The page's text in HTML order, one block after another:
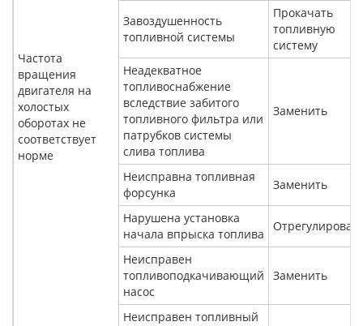
Частота
вращения
двигателя на
холостых
оборотах не
соответствует
норме
Завоздушенность
топливной системы
Прокачать
топливную
систему
Неадекватное
топливоснабжение
вследствие забитого
топливного фильтра или
патрубков системы
слива топлива
Заменить
Неисправна топливная
форсунка
Заменить
Нарушена установка
начала впрыска топлива
Неисправен
топливоподкачивающий
насос
Заменить
Неисправен топливный